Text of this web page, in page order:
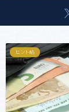
おすすめ商品紹介